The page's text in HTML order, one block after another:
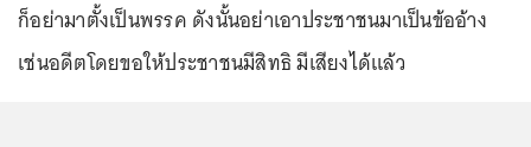
ก็อย่ามาตั้งเป็นพรรค ดังนั้นอย่าเอาประชาชนมาเป็นข้ออ้าง
เช่นอดีตโดยขอให้ประชาชนมีสิทธิ มีเสียงได้แล้ว